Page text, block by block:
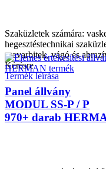
Szaküzletek számára:
hegesztéstechnikai
csavarbitek, vágó és
Kérésre
Termék leírása
Panel állvány
MODUL SS-P / P
970+ darab